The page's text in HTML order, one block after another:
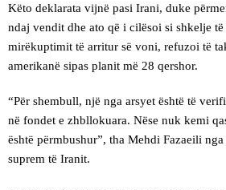
Këto deklarata vijnë pasi Irani, duke
ndaj vendit dhe ato që i cilësoi si shkelje
mirëkuptimit të arritur së voni, refuzoi të
amerikanë sipas planit më 28 qershor.
“Për shembull, një nga arsyet është të
në fondet e zhbllokuara. Nëse nuk kemi
është përmbushur”, tha Mehdi Fazaeili
suprem të Iranit.